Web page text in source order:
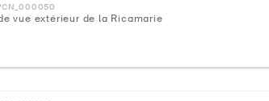
vue extérieur de la Ricamarie